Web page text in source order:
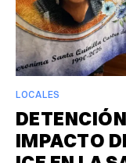
LOCALES
IMPACTO